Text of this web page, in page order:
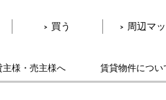
買う 周辺マ
主様・売主様へ 賃貸物件につい